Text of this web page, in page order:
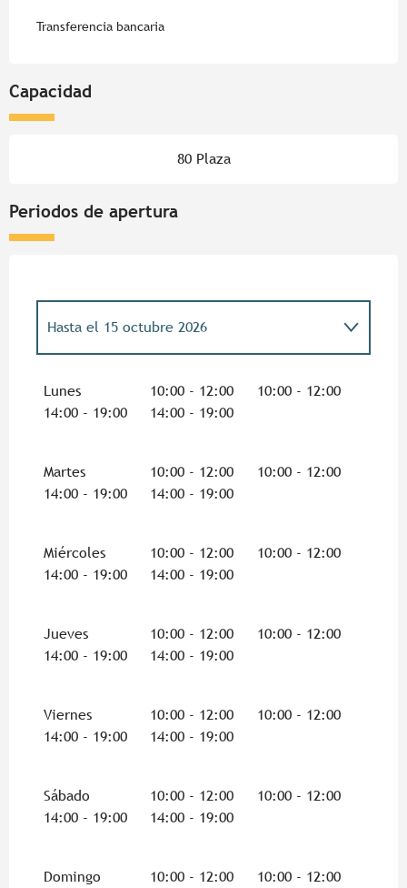
Transferencia bancaria
Capacidad
80 Plaza
Periodos de apertura
Hasta el 15 octubre 2026
Lunes 10:00 - 12:00
10:00 - 12:00
14:00 - 19:00
14:00 - 19:00
Martes 10:00 - 12:00
10:00 - 12:00
14:00 - 19:00
14:00 - 19:00
Miércoles 10:00 - 12:00
10:00 - 12:00
14:00 - 19:00
14:00 - 19:00
Jueves 10:00 - 12:00
10:00 - 12:00
14:00 - 19:00
14:00 - 19:00
Viernes 10:00 - 12:00
10:00 - 12:00
14:00 - 19:00
14:00 - 19:00
Sábado 10:00 - 12:00
10:00 - 12:00
14:00 - 19:00
14:00 - 19:00
Domingo 10:00 - 12:00
10:00 - 12:00